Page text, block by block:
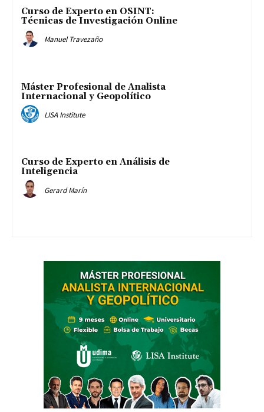
Curso de Experto en OSINT:
Técnicas de Investigación Online
Manuel Travezaño
Máster Profesional de Analista
Internacional y Geopolítico
LISA Institute
Curso de Experto en Análisis de
Inteligencia
Gerard Marín